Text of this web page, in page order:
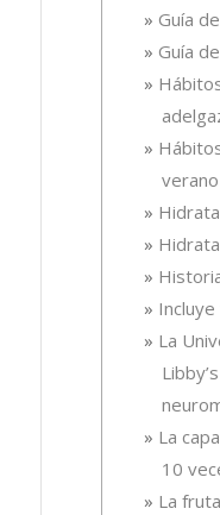
Guía
Guía
verano
La
La
10
La